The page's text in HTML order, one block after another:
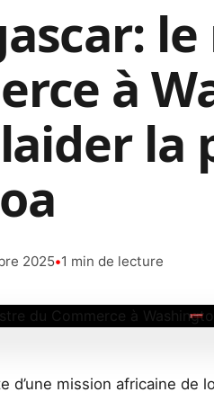
à
la
2025•1 min de lecture
d’une mission africaine